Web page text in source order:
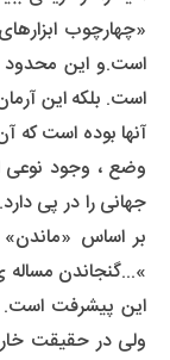
«چهارچوب
است.و این محدود
است. بلکه این
آنها بوده است که
وضع ، وجود نوعی
جهانی را در پی
بر اساس
»...گنجاندن مساله
این پیشرفت است.
ولی در حقیقت